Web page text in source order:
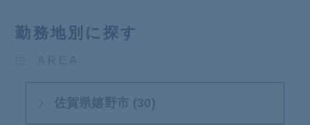
勤務地別に探す
佐賀県嬉野市 (30)